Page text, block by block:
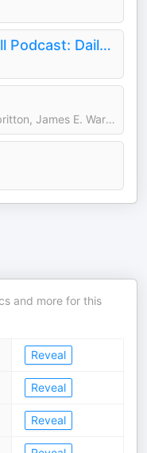
Ross Tucker Football Podcast: Daily NFL Podcast
Kevin L. Warren, Dorian Albritton, James E. Warren, Darrell L. Warren, Mike Mills, Daniel Krainbucher, and Ryan DeSouza
and more for this
Reveal
Reveal
Reveal